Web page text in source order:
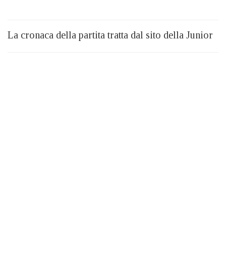
La cronaca della partita tratta dal sito della Junior